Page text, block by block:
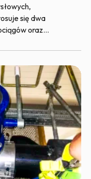
się dwa
oraz...